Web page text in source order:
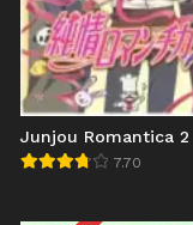
Junjou Romantica 2
7.70